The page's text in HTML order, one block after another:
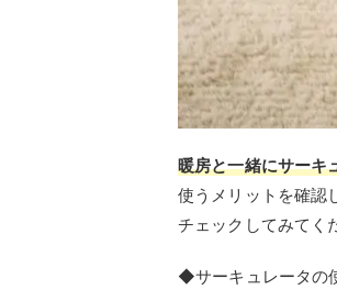
暖房と一緒にサーキ
使うメリットを確認
チェックしてみてく
◆サーキュレータの